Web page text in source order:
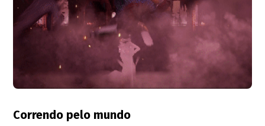
Correndo pelo mundo